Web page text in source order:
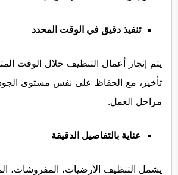
تنفيذ دقيق في الوقت المحدد
يتم إنجاز أعمال التنظيف خلال الوقت
تأخير، مع الحفاظ على نفس مستوى
مراحل العمل.
عناية بالتفاصيل الدقيقة
يشمل التنظيف الأرضيات، المفروشات،